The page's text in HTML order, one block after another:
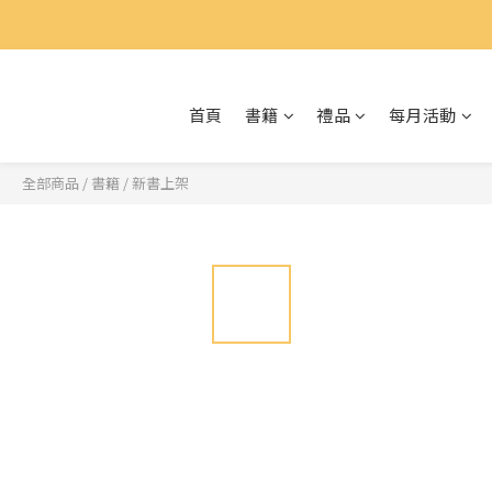
首頁 書籍 禮品 每月活動
全部商品 / 書籍 /新書上架